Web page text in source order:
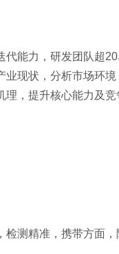
能力，研发团队超
业现状，分析市场环境
，提升核心能力及竞
测精准，携带方面，